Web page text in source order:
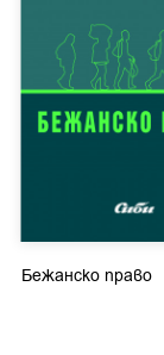
Бежанско право